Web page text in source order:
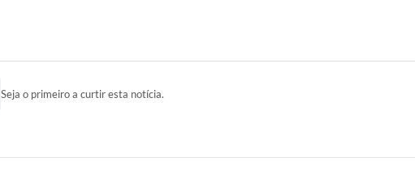
Seja o primeiro a curtir esta notícia.